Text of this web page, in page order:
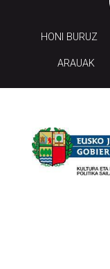
HONI BURUZ
ARAUAK